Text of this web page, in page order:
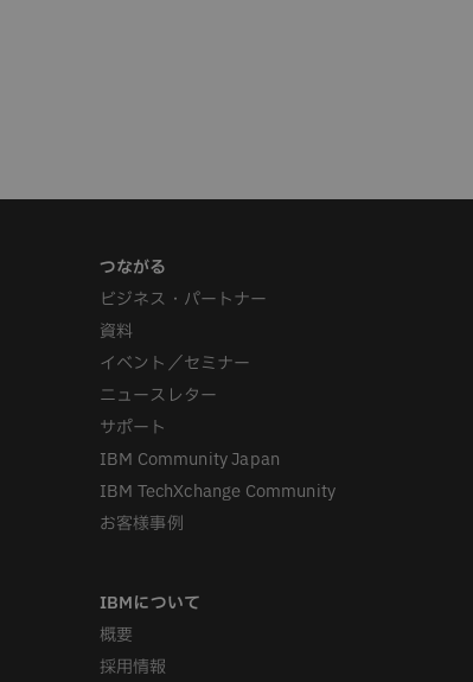
ビジネス・パートナー
資料
イベント／セミナー
ニュースレター
サポート
IBM Community Japan
IBM TechXchange Community
お客様事例
概要
採用情報